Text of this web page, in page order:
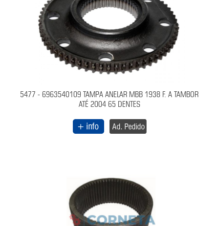
5477 - 6963540109 TAMPA ANELAR MBB 1938 F. A TAMBOR
ATÉ 2004 65 DENTES